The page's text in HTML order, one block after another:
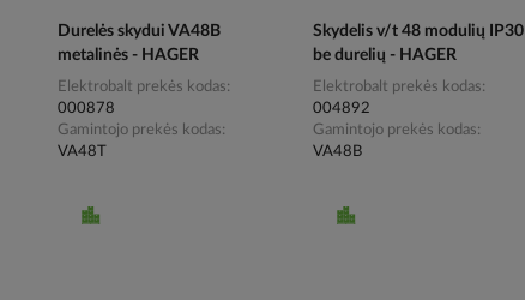
Durelės skydui VA48B
metalinės - HAGER
Elektrobalt prekės kodas
000878
Gamintojo prekės kodas
VA48T
Skydelis v/t 48 modulių IP30
be durelių - HAGER
Elektrobalt prekės kodas
004892
Gamintojo prekės kodas
VA48B